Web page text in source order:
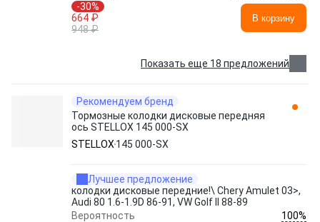
-30%
664 ₽
948 ₽
В корзину
Показать еще 18 предложений
Рекомендуем бренд
Тормозные колодки дисковые передняя
ось STELLOX 145 000-SX
STELLOX 145 000-SX
Лучшее предложение
колодки дисковые передние!\ Chery Amulet 03>,
Audi 80 1.6-1.9D 86-91, VW Golf II 88-89
Вероятность
100%